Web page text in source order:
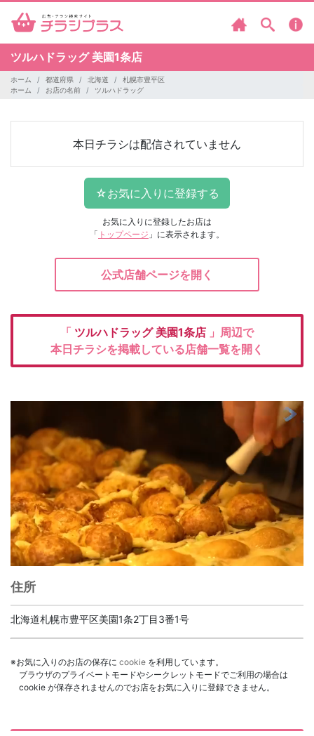
ツルハドラッグ 美園1条店
ホーム 都道府県 北海道
札幌市豊平区
ホーム
お店の名前 ツルハドラッグ
本日チラシは配信されていません
お気に入りに登録したお店は
「 トップページ 」に表示されます。
公式店舗ページを開く
「 ツルハドラッグ 美園1条店 」周辺で
本日チラシを掲載している店舗一覧を開く
住所
北海道札幌市豊平区美園1条2丁目3番1号
※お気に入りのお店の保存に cookie を利用しています。
ブラウザのプライベートモードやシークレットモードでご利用の場合は
cookie が保存されませんのでお店をお気に入りに登録できません。